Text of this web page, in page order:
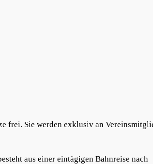
frei. Sie werden exklusiv an
aus einer eintägigen Bahnreise nach